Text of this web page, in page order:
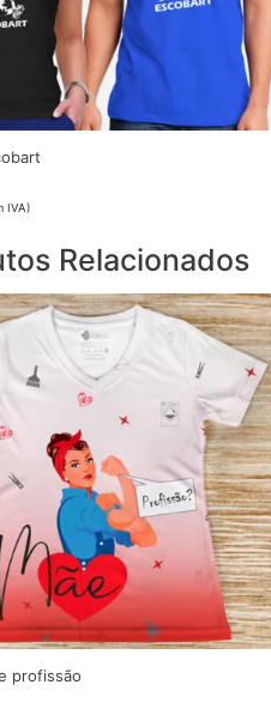
IVA)
Relacionados
profissão